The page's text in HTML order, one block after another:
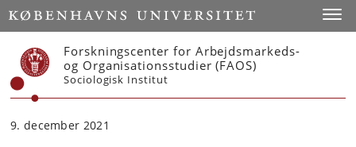
Start
Forskningscenter for Arbejdsmarkeds-
og Organisationsstudier (FAOS)
Sociologisk Institut
9. december 2021